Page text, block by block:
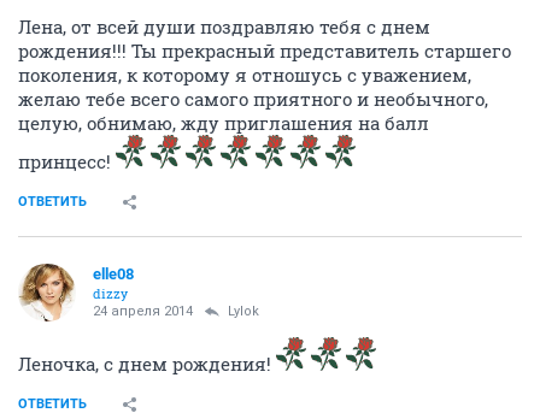
Лена, от всей души поздравляю тебя с днем
рождения!!! Ты прекрасный представитель старшего
поколения, к которому я отношусь с уважением,
желаю тебе всего самого приятного и необычного,
целую, обнимаю, жду приглашения на балл
принцесс!
ОТВЕТИТЬ
elle08
dizzy
24 апреля 2014 Lylok
Леночка, с днем рождения!
ОТВЕТИТЬ